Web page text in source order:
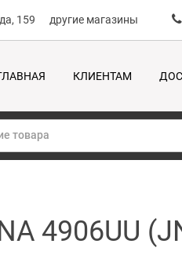
159 другие магазины
КЛИЕНТАМ
4906UU